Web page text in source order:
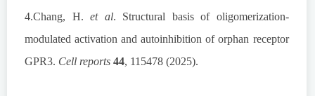
4.Chang, H.et al. Structural basis of oligomerization-
modulated activation and autoinhibition of orphan receptor
GPR3. Cell reports 44, 115478 (2025).